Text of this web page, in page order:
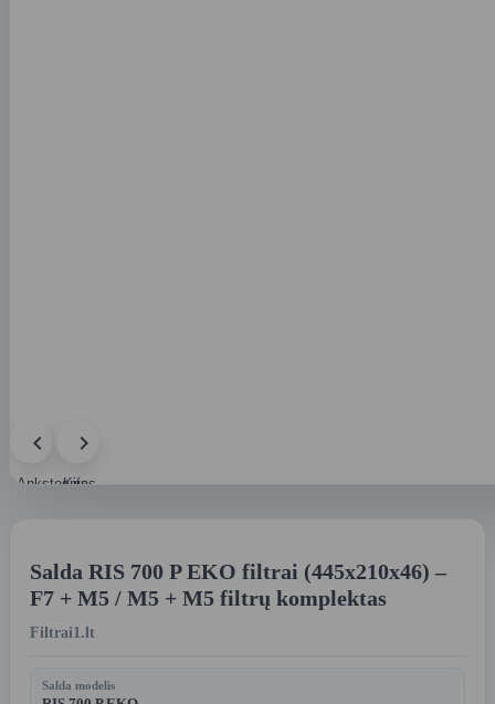
Ankstesnis
Kitas
Salda RIS 700 P EKO filtrai (445x210x46) –
F7 + M5 / M5 + M5 filtrų komplektas
Filtrai1.lt
Salda modelis